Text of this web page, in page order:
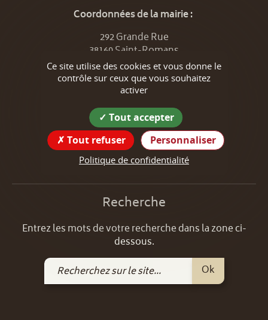
Coordonnées de la mairie :
292 Grande Rue
38160 Saint-Romans
tél : 04 76 38 46 17
Horaires d'ouverture de la mairie
Suivez nous !
Recherche
Entrez les mots de votre recherche dans la zone ci-
dessous.
Recherchez
sur
Ok
Ce site utilise des cookies et vous donne le
contrôle sur ceux que vous souhaitez
activer
Tout accepter
Tout refuser
Personnaliser
Politique de confidentialité